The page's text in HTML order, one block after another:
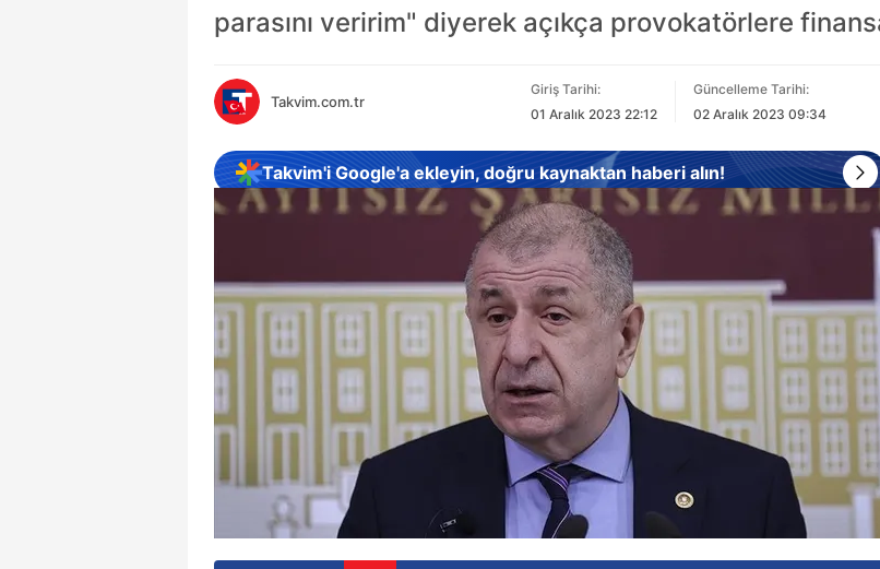
parasını veririm" diyerek açıkça provokatörlere
Takvim.com.tr
Giriş Tarihi:
01 Aralık 2023 22:12
Güncelleme Tarihi:
02 Aralık 2023 09:34
Takvim'i Google'a ekleyin, doğru kaynaktan haberi alın!